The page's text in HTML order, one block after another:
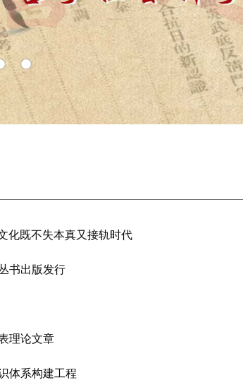
化既不失本真又接轨时代
书出版发行
理论文章
体系构建工程